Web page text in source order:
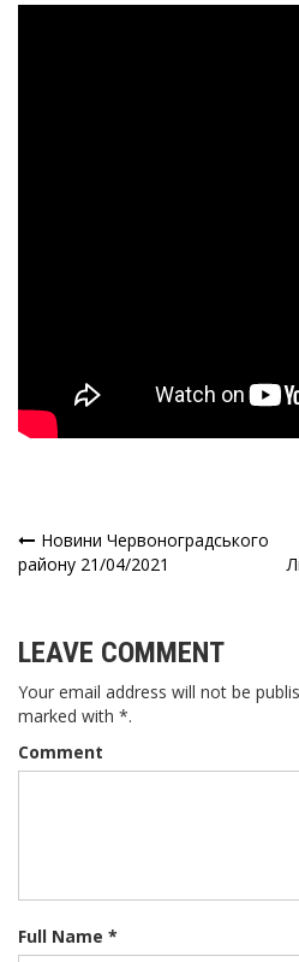
Навігація
Новини Червоноградського
району 21/04/2021
LEAVE COMMENT
Your email address will not be
marked with *.
Comment
Full Name *